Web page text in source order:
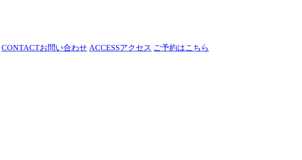
CONTACTお問い合わせ ACCESSアクセス ご予約はこちら